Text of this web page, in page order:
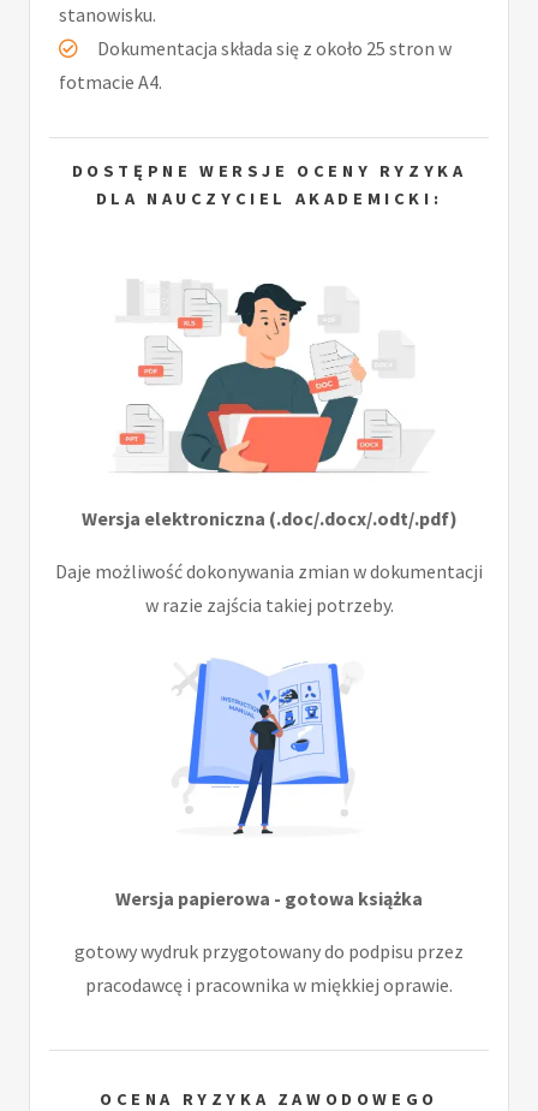
stanowisku.
Dokumentacja składa się z około 25 stron w
fotmacie A4.
DOSTĘPNE WERSJE OCENY RYZYKA
DLA NAUCZYCIEL AKADEMICKI:
Wersja elektroniczna (.doc/.docx/.odt/.pdf)
Daje możliwość dokonywania zmian w dokumentacji
w razie zajścia takiej potrzeby.
Wersja papierowa - gotowa książka
gotowy wydruk przygotowany do podpisu przez
pracodawcę i pracownika w miękkiej oprawie.
OCENA RYZYKA ZAWODOWEGO